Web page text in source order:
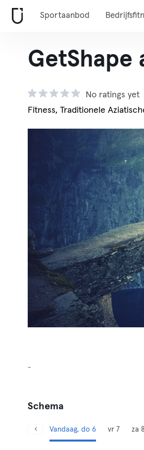
Sportaanbod
GetShape
No ratings yet
Fitness, Traditionele
-
Schema
Vandaag, do 6 vr 7 za